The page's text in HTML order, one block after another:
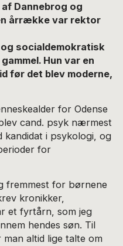
Dannebrog og
årrække var rektor
socialdemokratisk
Hun var en
før det blev moderne,
for Odense
cand. psyk nærmest
kandidat i psykologi, og
for
fremmest for børnene
kronikker,
et fyrtårn, som jeg
hendes søn. Til
man altid lige talte om